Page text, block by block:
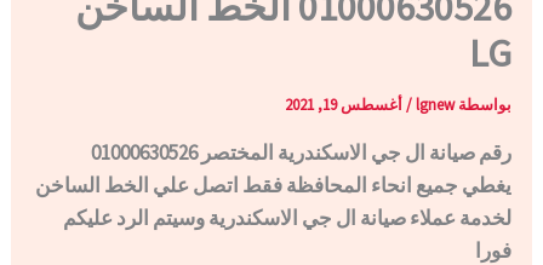
LG
بواسطة lgnew
/أغسطس 19, 2021
رقم صيانة ال جي الاسكندرية المختصر 01000630526
يغطي جميع انحاء المحافظة فقط اتصل علي الخط الساخن
لخدمة عملاء صيانة ال جي الاسكندرية وسيتم الرد عليكم
فورا